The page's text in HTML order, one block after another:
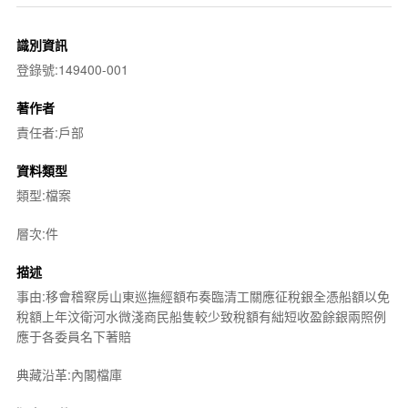
識別資訊
登錄號:149400-001
著作者
責任者:戶部
資料類型
類型:檔案
層次:件
描述
事由:移會稽察房山東巡撫經額布奏臨清工關應征稅銀全憑船額以免
稅額上年汶衛河水微淺商民船隻較少致稅額有絀短收盈餘銀兩照例
應于各委員名下著賠
典藏沿革:內閣檔庫